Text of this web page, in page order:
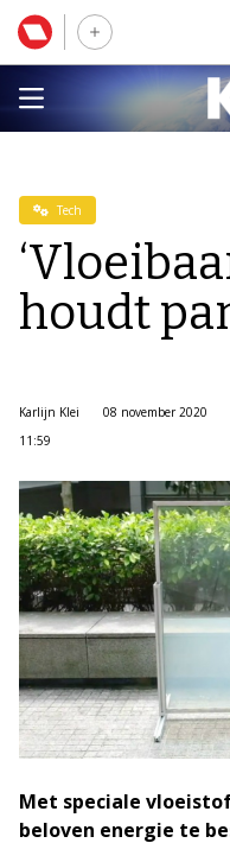
Tech
houdt
Karlijn Klei
08 november 2020
11:59
Met speciale
beloven energie te